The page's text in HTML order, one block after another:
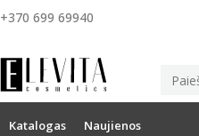
+370 699 69940
Katalogas Naujienos